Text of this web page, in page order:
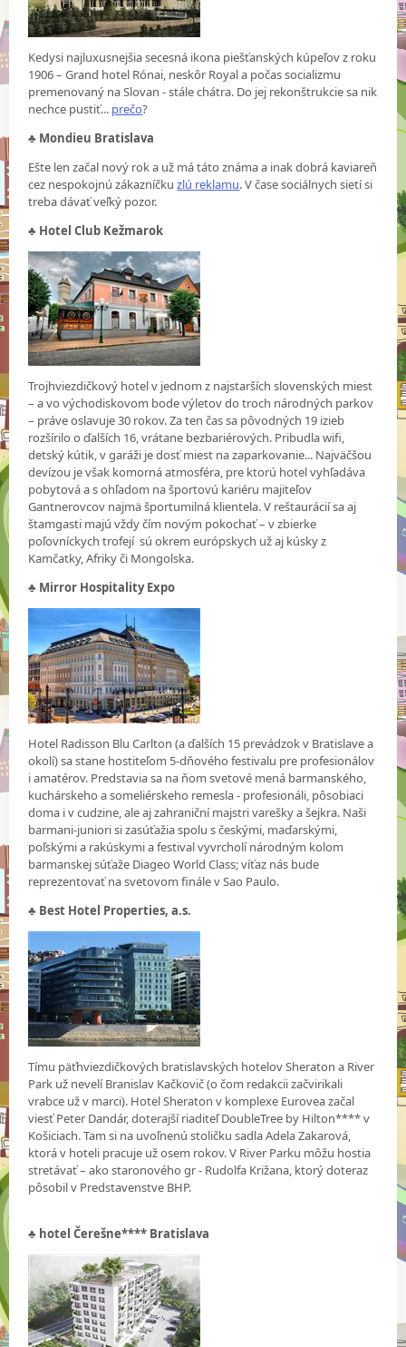
Kedysi najluxusnejšia secesná ikona piešťanských kúpeľov z roku
1906 – Grand hotel Rónai, neskôr Royal a počas socializmu
premenovaný na Slovan - stále chátra. Do jej rekonštrukcie sa nik
nechce pustiť... prečo?
♣ Mondieu Bratislava
Ešte len začal nový rok a už má táto známa a inak dobrá kaviareň
cez nespokojnú zákazníčkuzlú reklamu. V čase sociálnych sietí si
treba dávať veľký pozor.
♣ Hotel Club Kežmarok
Trojhviezdičkový hotel v jednom z najstarších slovenských miest
– a vo východiskovom bode výletov do troch národných parkov
– práve oslavuje 30 rokov. Za ten čas sa pôvodných 19 izieb
rozšírilo o ďalších 16, vrátane bezbariérových. Pribudla wifi,
detský kútik, v garáži je dosť miest na zaparkovanie... Najväčšou
devízou je však komorná atmosféra, pre ktorú hotel vyhľadáva
pobytová a s ohľadom na športovú kariéru majiteľov
Gantnerovcov najmä športumilná klientela. V reštaurácií sa aj
štamgasti majú vždy čím novým pokochať – v zbierke
poľovníckych trofejí sú okrem európskych už aj kúsky z
Kamčatky, Afriky či Mongolska.
♣ Mirror Hospitality Expo
Hotel Radisson Blu Carlton (a ďalších 15 prevádzok v Bratislave a
okolí) sa stane hostiteľom 5-dňového festivalu pre profesionálov
i amatérov. Predstavia sa na ňom svetové mená barmanského,
kuchárskeho a someliérskeho remesla - profesionáli, pôsobiaci
doma i v cudzine, ale aj zahraniční majstri varešky a šejkra. Naši
barmani-juniori si zasúťažia spolu s českými, maďarskými,
poľskými a rakúskymi a festival vyvrcholí národným kolom
barmanskej súťaže Diageo World Class; víťaz nás bude
reprezentovať na svetovom finále v Sao Paulo.
♣ Best Hotel Properties, a.s.
Tímu päťhviezdičkových bratislavských hotelov Sheraton a River
Park už nevelí Branislav Kačkovič (o čom redakcii začvirikali
vrabce už v marci). Hotel Sheraton v komplexe Eurovea začal
viesť Peter Dandár, doterajší riaditeľ DoubleTree by Hilton**** v
Košiciach. Tam si na uvoľnenú stoličku sadla Adela Zakarová,
ktorá v hoteli pracuje už osem rokov. V River Parku môžu hostia
stretávať – ako staronového gr - Rudolfa Križana, ktorý doteraz
pôsobil v Predstavenstve BHP.
♣ hotel Čerešne**** Bratislava